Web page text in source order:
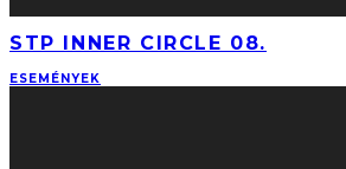
STP INNER CIRCLE 08.
ESEMÉNYEK